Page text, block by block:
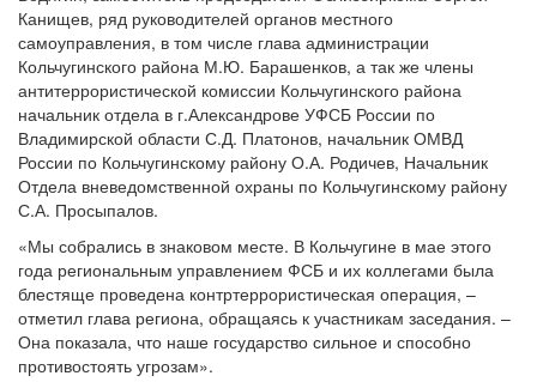
Канищев, ряд руководителей органов местного
самоуправления, в том числе глава администрации
Кольчугинского района М.Ю. Барашенков, а так же члены
антитеррористической комиссии Кольчугинского района
начальник отдела в г.Александрове УФСБ России по
Владимирской области С.Д. Платонов, начальник ОМВД
России по Кольчугинскому району О.А. Родичев, Начальник
Отдела вневедомственной охраны по Кольчугинскому району
С.А. Просыпалов.
«Мы собрались в знаковом месте. В Кольчугине в мае этого
года региональным управлением ФСБ и их коллегами была
блестяще проведена контртеррористическая операция, –
отметил глава региона, обращаясь к участникам заседания. –
Она показала, что наше государство сильное и способно
противостоять угрозам».